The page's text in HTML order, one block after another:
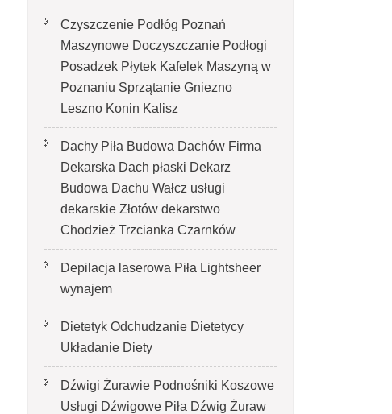
Czyszczenie Podłóg Poznań
Maszynowe Doczyszczanie Podłogi
Posadzek Płytek Kafelek Maszyną w
Poznaniu Sprzątanie Gniezno
Leszno Konin Kalisz
Dachy Piła Budowa Dachów Firma
Dekarska Dach płaski Dekarz
Budowa Dachu Wałcz usługi
dekarskie Złotów dekarstwo
Chodzież Trzcianka Czarnków
Depilacja laserowa Piła Lightsheer
wynajem
Dietetyk Odchudzanie Dietetycy
Układanie Diety
Dźwigi Żurawie Podnośniki Koszowe
Usługi Dźwigowe Piła Dźwig Żuraw